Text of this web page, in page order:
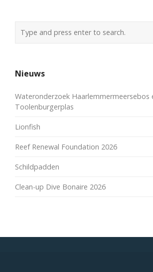
Nieuws
Wateronderzoek Haarlemmermeersebos
Toolenburgerplas
Lionfish
Reef Renewal Foundation 2026
Schildpadden
Clean-up Dive Bonaire 2026